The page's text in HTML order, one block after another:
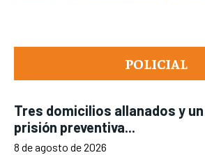
POLICIAL
Tres domicilios allanados y
prisión preventiva...
8 de agosto de 2026